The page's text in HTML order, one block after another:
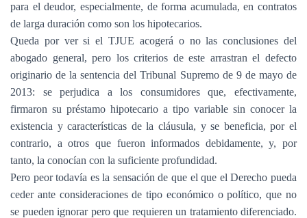
para el deudor, especialmente, de forma acumulada, en contratos
de larga duración como son los hipotecarios.
Queda por ver si el TJUE acogerá o no las conclusiones del
abogado general, pero los criterios de este arrastran el defecto
originario de la sentencia del Tribunal Supremo de 9 de mayo de
2013: se perjudica a los consumidores que, efectivamente,
firmaron su préstamo hipotecario a tipo variable sin conocer la
existencia y características de la cláusula, y se beneficia, por el
contrario, a otros que fueron informados debidamente, y, por
tanto, la conocían con la suficiente profundidad.
Pero peor todavía es la sensación de que el que el Derecho pueda
ceder ante consideraciones de tipo económico o político, que no
se pueden ignorar pero que requieren un tratamiento diferenciado.